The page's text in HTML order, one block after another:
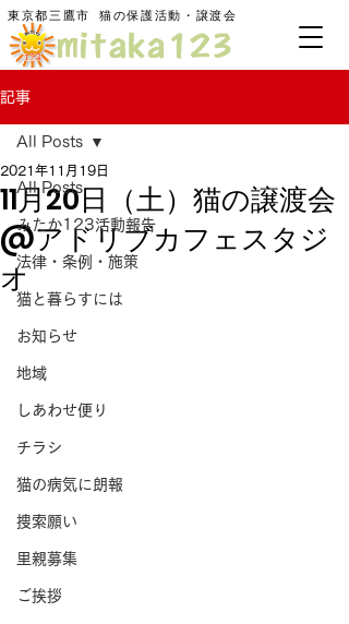
東京都三鷹市 ​猫の保護活動・譲渡会
記事
All Posts
みたか123活動報告
法律・条例・施策
猫と暮らすには
お知らせ
地域
しあわせ便り
チラシ
猫の病気に朗報
捜索願い
里親募集
ご挨拶
All Posts
11月20日（土）猫の譲渡会
@アドリブカフェスタジ
オ
2021年11月19日